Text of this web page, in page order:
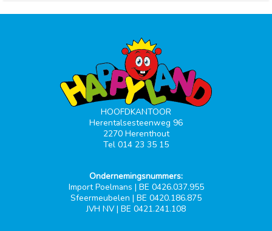
HOOFDKANTOOR
Herentalsesteenweg 96
2270 Herenthout
Tel 014 23 35 15
Ondernemingsnummers:
Import Poelmans | BE 0426.037.955
Sfeermeubelen | BE 0420.186.875
JVH NV | BE 0421.241.108